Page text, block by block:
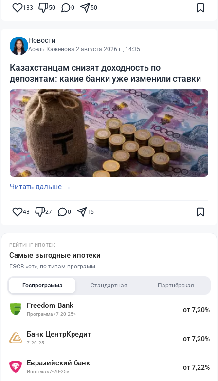
133 50 0 50
Новости
Асель Каженова·2 августа 2026 г., 14:35
Казахстанцам снизят доходность по
депозитам: какие банки уже изменили ставки
Читать дальше →
43 27 0 15
РЕЙТИНГ ИПОТЕК
Самые выгодные ипотеки
ГЭСВ «от», по типам программ
Госпрограмма Стандартная Партнёрская
Freedom Bank
Программа «7-20-25»
от 7,20%
Банк ЦентрКредит
7-20-25
от 7,20%
Евразийский банк
Ипотека «7-20-25»
от 7,22%